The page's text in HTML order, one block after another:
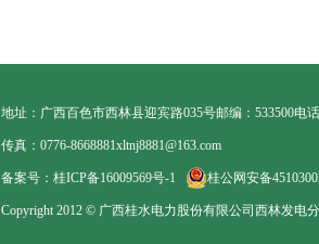
地址：广西百色市西林县迎宾路035号邮编：533500电
传真：0776-8668881xltnj8881@163.com
备案号：桂ICP备16009569号-1 桂公网安备
Copyright 2012 © 广西桂水电力股份有限公司西林发电